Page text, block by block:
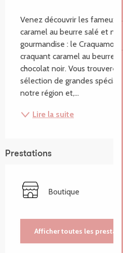
Venez découvrir les fameux
caramel au beurre salé et
gourmandise : le
craquant caramel au beurre
chocolat noir. Vous
sélection de grandes
notre région et,...
Lire la suite
Prestations
Boutique
Afficher toutes les